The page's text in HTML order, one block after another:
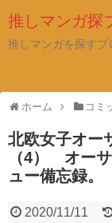
推しマンガ探
推しマンガを探すブ
ホーム コミ
北欧女子オー
（4） オー
ュー備忘録。
2020/11/11